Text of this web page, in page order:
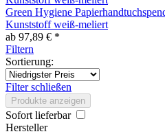
Green Hygiene
Kunststoff weiß-meliert
ab 97,89 € *
Filtern
Sortierung:
Filter schließen
Produkte anzeigen
Sofort lieferbar
Hersteller